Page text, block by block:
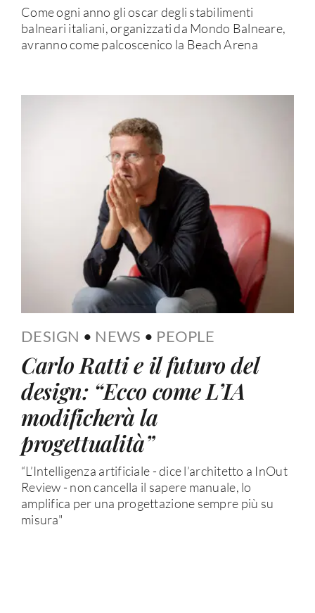
Come ogni anno gli oscar degli stabilimenti
balneari italiani, organizzati da Mondo Balneare,
avranno come palcoscenico la Beach Arena
DESIGN • NEWS • PEOPLE
Carlo Ratti e il futuro del
design: “Ecco come L’IA
modificherà la
progettualità”
“L’Intelligenza artificiale - dice l’architetto a InOut
Review - non cancella il sapere manuale, lo
amplifica per una progettazione sempre più su
misura"